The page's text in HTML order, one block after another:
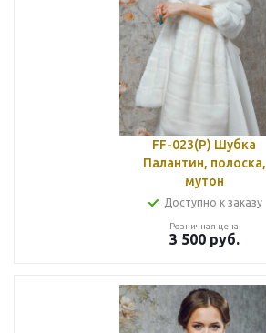
FF-023(P) Шубка
Палантин, полоска,
мутон
Доступно к заказу
Розничная цена
3 500руб.